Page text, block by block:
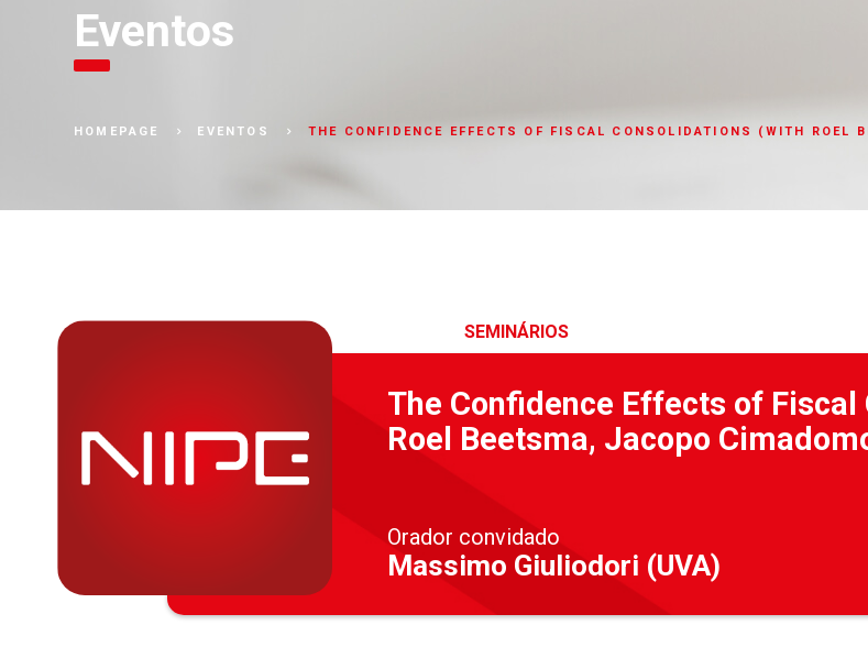
Eventos
HOMEPAGE EVENTOS THE CONFIDENCE EFFECTS OF FISCAL CONSOLIDATIONS (WITH ROEL
SEMINÁRIOS
The Confidence Effects of
Roel Beetsma, Jacopo
Orador convidado
Massimo Giuliodori (UVA)